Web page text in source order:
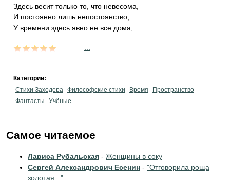
Здесь весит только то, что невесома,
И постоянно лишь непостоянство,
У времени здесь явно не все дома,
Категории:
Стихи Заходера Философские стихи Время
Пространство
Фантасты
Учёные
Самое читаемое
Лариса Рубальская - Женщины в соку
Сергей Александрович Есенин - "Отговорила роща
золотая..."